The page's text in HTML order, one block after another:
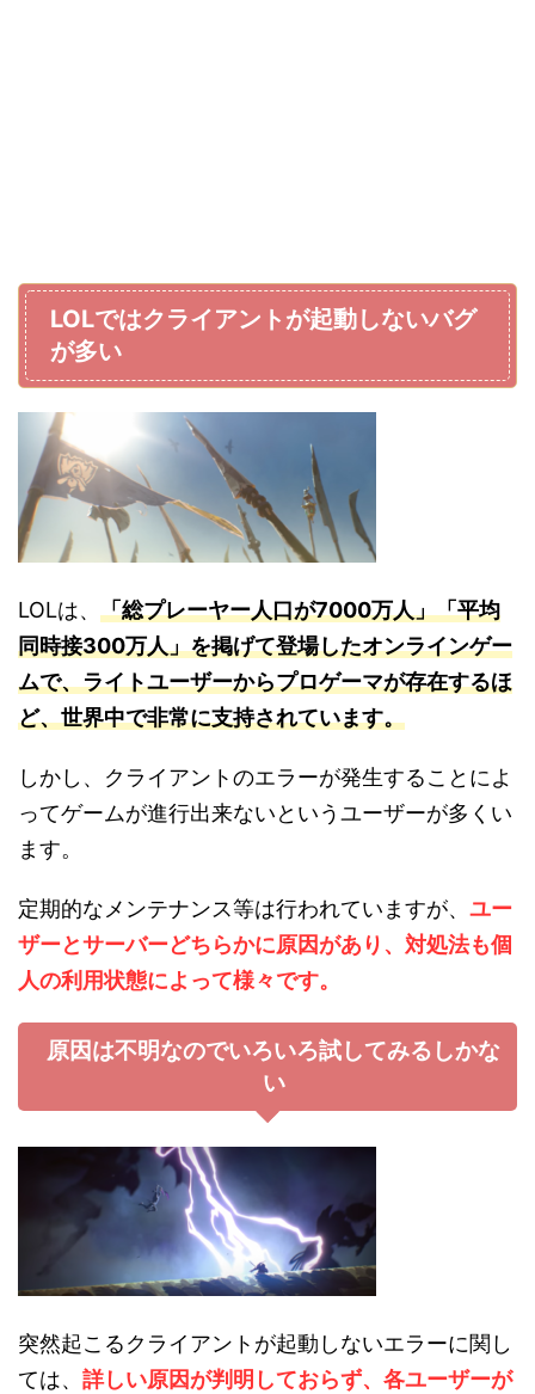
LOLではクライアントが起動しないバグ
が多い
LOLは、 「総プレーヤー人口が7000万人」「平均
同時接300万人」を掲げて登場したオンラインゲー
ムで、ライトユーザーからプロゲーマが存在するほ
ど、世界中で非常に支持されています。
しかし、クライアントのエラーが発生することによ
ってゲームが進行出来ないというユーザーが多くい
ます。
定期的なメンテナンス等は行われていますが、 ユー
ザーとサーバーどちらかに原因があり、対処法も個
人の利用状態によって様々です。
原因は不明なのでいろいろ試してみるしかな
い
突然起こるクライアントが起動しないエラーに関し
ては、 詳しい原因が判明しておらず、各ユーザーが